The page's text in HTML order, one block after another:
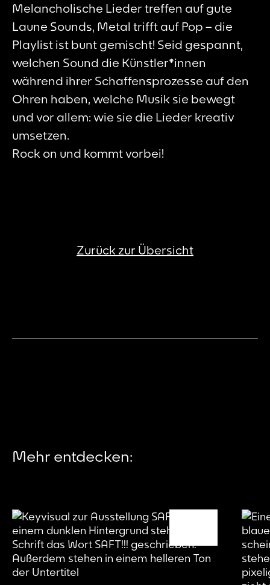
Melancholische Lieder treffen auf gute
Laune Sounds, Metal trifft auf Pop – die
Playlist ist bunt gemischt! Seid gespannt,
welchen Sound die Künstler*innen
während ihrer Schaffensprozesse auf den
Ohren haben, welche Musik sie bewegt
und vor allem: wie sie die Lieder kreativ
umsetzen.
Rock on und kommt vorbei!
Zurück zur Übersicht
Mehr entdecken: